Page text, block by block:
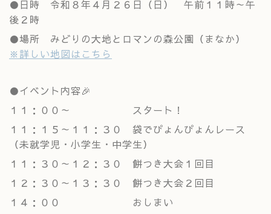
●日時 令和８年４月２６日（日） 午前１１時～午
後２時
●場所 みどりの大地とロマンの森公園（まなか）
※詳しい地図はこちら
●イベント内容🎉
１１：００～ スタート！
１１：１５～１１：３０ 袋でぴょんぴょんレース
（未就学児・小学生・中学生）
１１：３０～１２：３０ 餅つき大会１回目
１２：３０～１３：３０ 餅つき大会２回目
１４：００ おしまい